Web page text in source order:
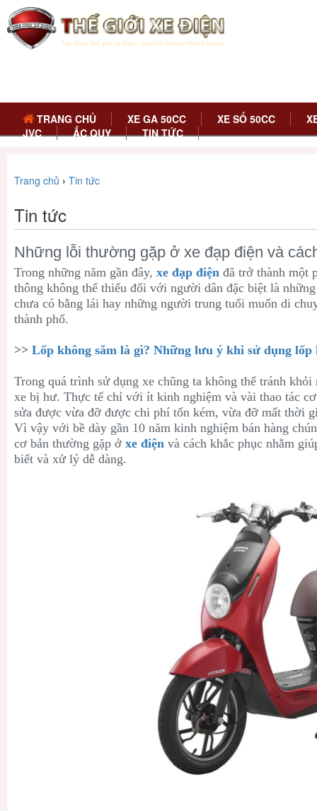
TRANG CHỦ XE GA 50CC XE SỐ 50CC
JVC
ẮC QUY TIN TỨC
Trang chủ › Tin tức
Tin tức
Những lỗi thường gặp ở xe đạp điện và
Trong những năm gần đây, xe đạp điện đã trở thành một
thông không thể thiếu đối với người dân đặc biệt là
chưa có bằng lái hay những người trung tuổi muốn di
thành phố.
>> Lốp không săm là gì? Những lưu ý khi sử dụng lốp
Trong quá trình sử dụng xe chũng ta không thể tránh
xe bị hư. Thực tế chỉ với ít kinh nghiệm và vài thao tác
sửa được vừa đỡ được chi phí tốn kém, vừa đỡ mất thời
Vì vậy với bề dày gần 10 năm kinh nghiệm bán hàng
cơ bản thường gặp ở xe điện và cách khắc phục nhằm
biết và xử lý dễ dàng.